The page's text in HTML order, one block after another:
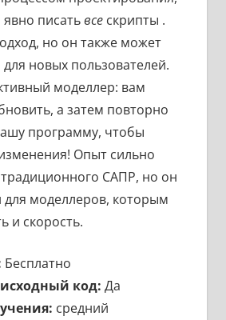
явно писатьвсескрипты .
но он также может
новых пользователей.
моделлер: вам
а затем повторно
программу, чтобы
Опыт сильно
традиционного САПР, но он
для моделлеров, которым
и скорость.
Бесплатно
код: Да
средний